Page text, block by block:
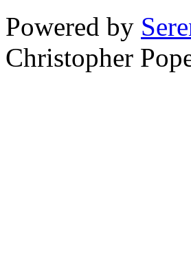
Powered by
Christopher